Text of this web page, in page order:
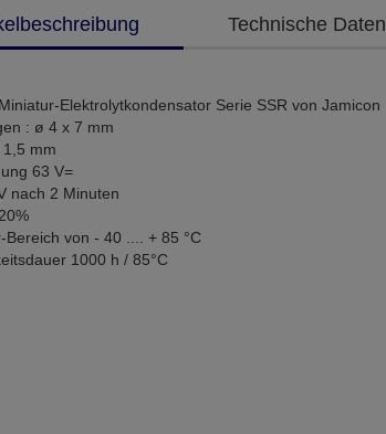
Technische Daten
Elektrolytkondensator Serie SSR von Jamicon
: ø 4 x 7 mm
mm
63 V=
nach 2 Minuten
Bereich von - 40 .... + 85 °C
1000 h / 85°C